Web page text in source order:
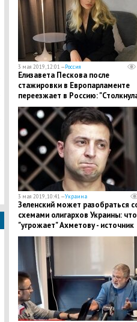
3 мая 2019, 12:01 —Россия
Елизавета Пескова после
стажировки в Европарламенте
переезжает в Россию:
с дискриминацией и
3 мая 2019, 10:41 —Украина
Зеленский может разобраться
схемами олигархов Украины: что
"угрожает" Ахметову - источник